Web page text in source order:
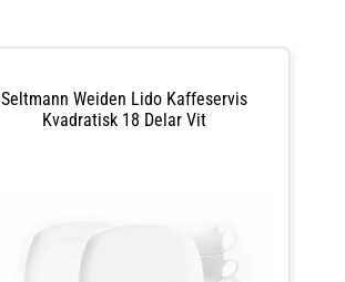
Seltmann Weiden Lido Kaffeservis
Kvadratisk 18 Delar Vit